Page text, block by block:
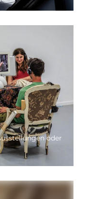
oder